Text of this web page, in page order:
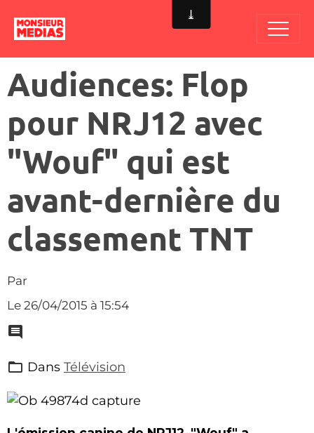
Audiences: Flop
pour NRJ12 avec
"Wouf" qui est
avant-dernière du
classement TNT
Par
Le 26/04/2015 à 15:54
Dans Télévision